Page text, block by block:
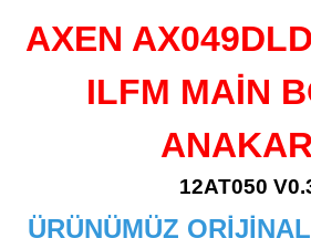
AXEN
ILFM MAİN
12AT050
ÜRÜNÜMÜZ